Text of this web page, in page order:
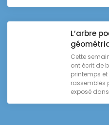
L’arbre
Cette
ont écrit de
printemps
rassemblés
exposé